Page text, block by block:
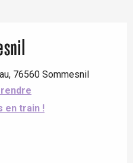
76560 Sommesnil
rendre
en train !